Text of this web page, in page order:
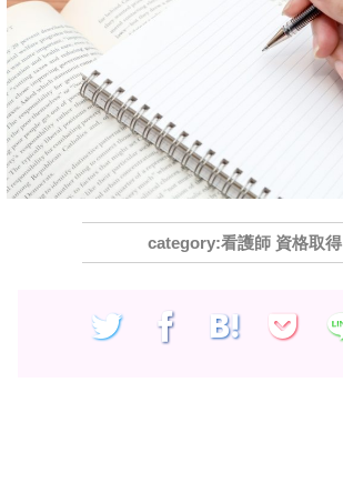
看護師 資格取得